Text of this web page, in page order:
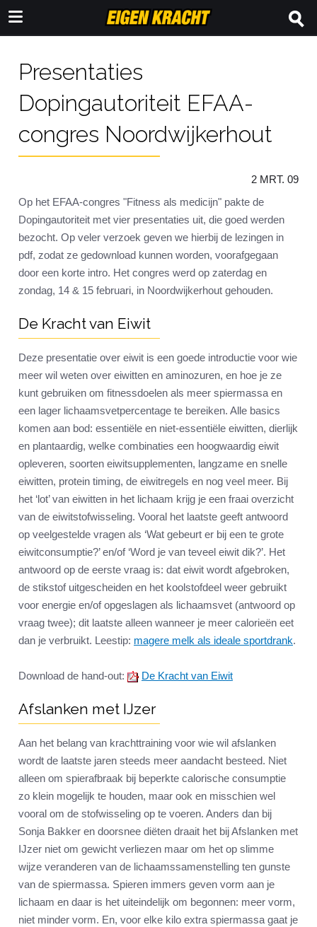
Presentaties
Dopingautoriteit EFAA-
congres Noordwijkerhout
2 MRT. 09
Op het EFAA-congres "Fitness als medicijn" pakte de
Dopingautoriteit met vier presentaties uit, die goed werden
bezocht. Op veler verzoek geven we hierbij de lezingen in
pdf, zodat ze gedownload kunnen worden, voorafgegaan
door een korte intro. Het congres werd op zaterdag en
zondag, 14 & 15 februari, in Noordwijkerhout gehouden.
De Kracht van Eiwit
Deze presentatie over eiwit is een goede introductie voor wie
meer wil weten over eiwitten en aminozuren, en hoe je ze
kunt gebruiken om fitnessdoelen als meer spiermassa en
een lager lichaamsvetpercentage te bereiken. Alle basics
komen aan bod: essentiële en niet-essentiële eiwitten, dierlijk
en plantaardig, welke combinaties een hoogwaardig eiwit
opleveren, soorten eiwitsupplementen, langzame en snelle
eiwitten, protein timing, de eiwitregels en nog veel meer. Bij
het ‘lot’ van eiwitten in het lichaam krijg je een fraai overzicht
van de eiwitstofwisseling. Vooral het laatste geeft antwoord
op veelgestelde vragen als ‘Wat gebeurt er bij een te grote
eiwitconsumptie?’ en/of ‘Word je van teveel eiwit dik?’. Het
antwoord op de eerste vraag is: dat eiwit wordt afgebroken,
de stikstof uitgescheiden en het koolstofdeel weer gebruikt
voor energie en/of opgeslagen als lichaamsvet (antwoord op
vraag twee); dit laatste alleen wanneer je meer calorieën eet
dan je verbruikt. Leestip: magere melk als ideale sportdrank.
Download de hand-out: De Kracht van Eiwit
Afslanken met IJzer
Aan het belang van krachttraining voor wie wil afslanken
wordt de laatste jaren steeds meer aandacht besteed. Niet
alleen om spierafbraak bij beperkte calorische consumptie
zo klein mogelijk te houden, maar ook en misschien wel
vooral om de stofwisseling op te voeren. Anders dan bij
Sonja Bakker en doorsnee diëten draait het bij Afslanken met
IJzer niet om gewicht verliezen maar om het op slimme
wijze veranderen van de lichaamssamenstelling ten gunste
van de spiermassa. Spieren immers geven vorm aan je
lichaam en daar is het uiteindelijk om begonnen: meer vorm,
niet minder vorm. En, voor elke kilo extra spiermassa gaat je